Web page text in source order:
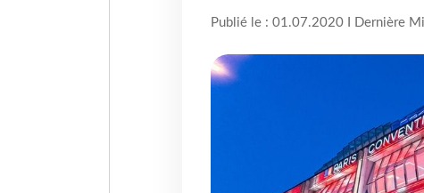
Publié le : 01.07.2020 I Dernière